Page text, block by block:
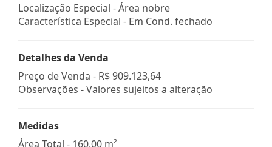
Localização Especial - Área nobre
Característica Especial - Em Cond. fechado
Detalhes da Venda
Preço de Venda - R$ 909.123,64
Observações - Valores sujeitos a alteração
Medidas
Área Total - 160,00 m²